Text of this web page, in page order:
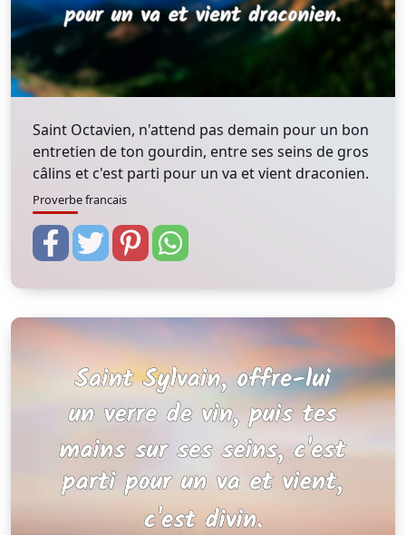
Saint Octavien, n'attend pas demain pour un bon
entretien de ton gourdin, entre ses seins de gros
câlins et c'est parti pour un va et vient draconien.
Proverbe francais